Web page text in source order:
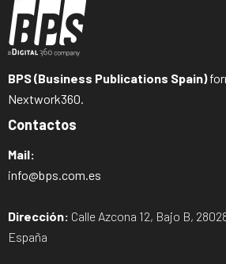
BPS (Business Publications Spain)
Nextwork360.
Contactos
Mail:
info@bps.com.es
Dirección: Calle Azcona 12, Bajo B,
España